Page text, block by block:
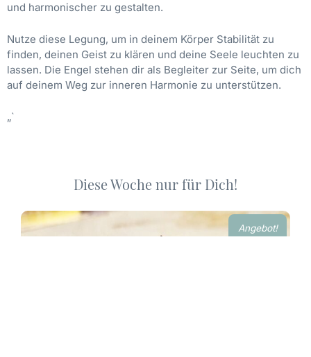
und harmonischer zu gestalten.
Nutze diese Legung, um in deinem Körper Stabilität zu
finden, deinen Geist zu klären und deine Seele leuchten zu
lassen. Die Engel stehen dir als Begleiter zur Seite, um dich
auf deinem Weg zur inneren Harmonie zu unterstützen.
„`
Diese Woche nur für Dich!
Angebot!
Ursprünglicher
Preis
war:
Aktueller
Preis
ist: